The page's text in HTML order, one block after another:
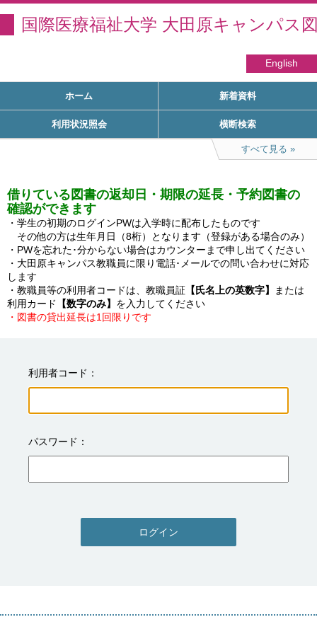
国際医療福祉大学 大田原キャンパス
English
ホーム 新着資料
利用状況照会 横断検索
すべて見る
借りている図書の返却日・期限の延長・予約図書の
確認ができます
・学生の初期のログインPWは入学時に配布したものです
その他の方は生年月日（8桁）となります（登録がある場合のみ）
・PWを忘れた･分からない場合はカウンターまで申し出てください
・大田原キャンパス教職員に限り電話･メールでの問い合わせに対応
します
・教職員等の利用者コードは、教職員証 【氏名上の英数字】
または
利用カード
【数字のみ】
・図書の貸出延長は1回限りです
利用者コード
パスワード
ログイン